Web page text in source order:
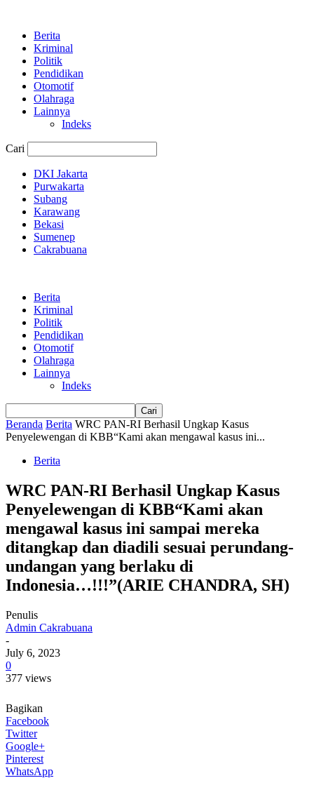
Berita
Kriminal
Politik
Pendidikan
Otomotif
Olahraga
Lainnya
Indeks
Cari
DKI Jakarta
Purwakarta
Subang
Karawang
Bekasi
Sumenep
Cakrabuana
Berita
Kriminal
Politik
Pendidikan
Otomotif
Olahraga
Lainnya
Indeks
Beranda Berita WRC PAN-RI Berhasil Ungkap Kasus
Penyelewengan di KBB“Kami akan mengawal kasus ini...
Berita
WRC PAN-RI Berhasil Ungkap Kasus
Penyelewengan di KBB“Kami akan
mengawal kasus ini sampai mereka
ditangkap dan diadili sesuai perundang-
undangan yang berlaku di
Indonesia…!!!”(ARIE CHANDRA, SH)
Penulis
Admin Cakrabuana
-
July 6, 2023
0
377 views
Bagikan
Facebook
Twitter
Google+
Pinterest
WhatsApp